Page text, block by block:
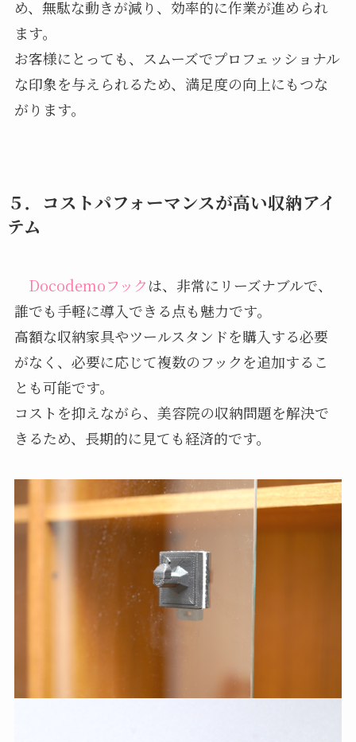
め、無駄な動きが減り、効率的に作業が進められ
ます。
お客様にとっても、スムーズでプロフェッショナル
な印象を与えられるため、満足度の向上にもつな
がります。
５．コストパフォーマンスが高い収納アイ
テム
Docodemoフックは、非常にリーズナブルで、
誰でも手軽に導入できる点も魅力です。
高額な収納家具やツールスタンドを購入する必要
がなく、必要に応じて複数のフックを追加するこ
とも可能です。
コストを抑えながら、美容院の収納問題を解決で
きるため、長期的に見ても経済的です。